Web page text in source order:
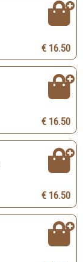
€ 16.50
€ 16.50
€ 16.50